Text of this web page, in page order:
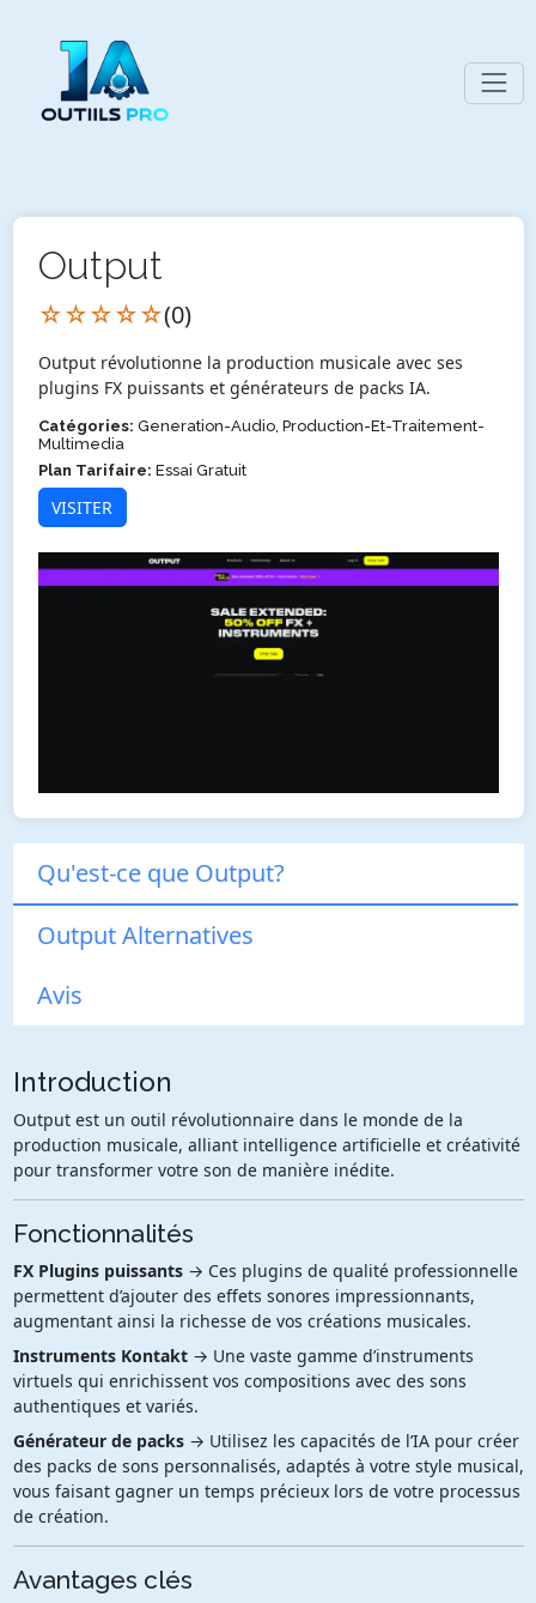
Output
☆☆☆☆☆(0)
Output révolutionne la production musicale avec ses
plugins FX puissants et générateurs de packs IA.
Catégories: Generation-Audio, Production-Et-Traitement-
Multimedia
Plan Tarifaire: Essai Gratuit
VISITER
Qu'est-ce que Output?
Output Alternatives
Avis
Introduction
Output est un outil révolutionnaire dans le monde de la
production musicale, alliant intelligence artificielle et créativité
pour transformer votre son de manière inédite.
Fonctionnalités
FX Plugins puissants→ Ces plugins de qualité professionnelle
permettent d’ajouter des effets sonores impressionnants,
augmentant ainsi la richesse de vos créations musicales.
Instruments Kontakt→ Une vaste gamme d’instruments
virtuels qui enrichissent vos compositions avec des sons
authentiques et variés.
Générateur de packs→ Utilisez les capacités de l’IA pour créer
des packs de sons personnalisés, adaptés à votre style musical,
vous faisant gagner un temps précieux lors de votre processus
de création.
Avantages clés